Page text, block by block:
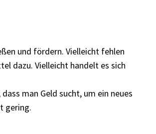
und fördern. Vielleicht fehlen
dazu. Vielleicht handelt es sich
man Geld sucht, um ein neues
gering.